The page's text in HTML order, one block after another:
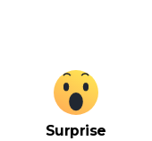
Surprise